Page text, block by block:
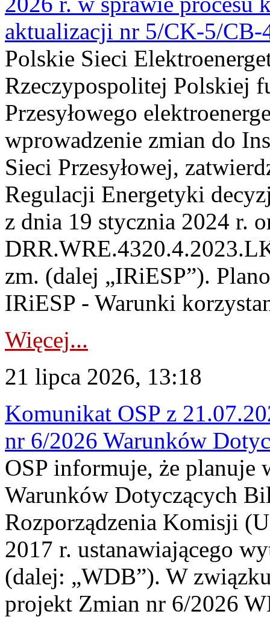
aktualizacji nr 5/CK-5/CB-
Polskie Sieci
Rzeczypospolitej Polskiej
Przesyłowego
wprowadzenie zmian do
Sieci Przesyłowej,
Regulacji Energetyki
z dnia 19 stycznia 2024 r.
zm. (dalej „IRiESP”).
IRiESP - Warunki
Więcej...
21 lipca 2026, 13:18
Komunikat OSP z
nr 6/2026 Warunków
OSP informuje, że planuje
Warunków Dotyczących
Rozporządzenia Komisji
2017 r. ustanawiającego
(dalej: „WDB”). W
projekt Zmian nr 6/2026